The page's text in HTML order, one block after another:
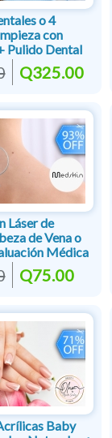
o 4
con
Pulido Dental
Q325.00
Láser de
de Vena o
Médica
Q75.00
Baby